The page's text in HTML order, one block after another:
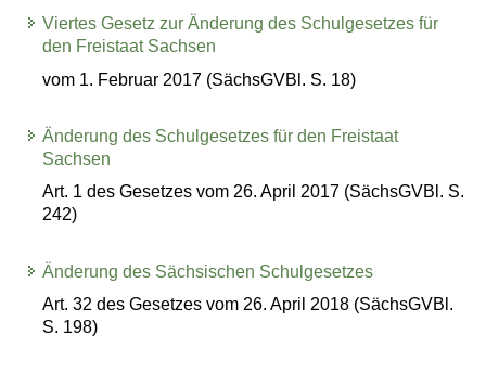
Viertes Gesetz zur Änderung des Schulgesetzes für
den Freistaat Sachsen
vom 1. Februar 2017 (SächsGVBl. S. 18)
Änderung des Schulgesetzes für den Freistaat
Sachsen
Art. 1 des Gesetzes vom 26. April 2017 (SächsGVBl. S.
242)
Änderung des Sächsischen Schulgesetzes
Art. 32 des Gesetzes vom 26. April 2018 (SächsGVBl.
S. 198)